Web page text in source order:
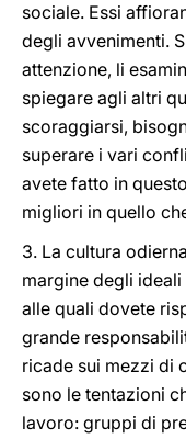
sociale. Essi
degli avvenimenti.
attenzione, li
spiegare agli altri
scoraggiarsi,
superare i vari
avete fatto in
migliori in quello
3. La cultura
margine degli
alle quali dovete
grande
ricade sui mezzi di
sono le tentazioni
lavoro: gruppi di